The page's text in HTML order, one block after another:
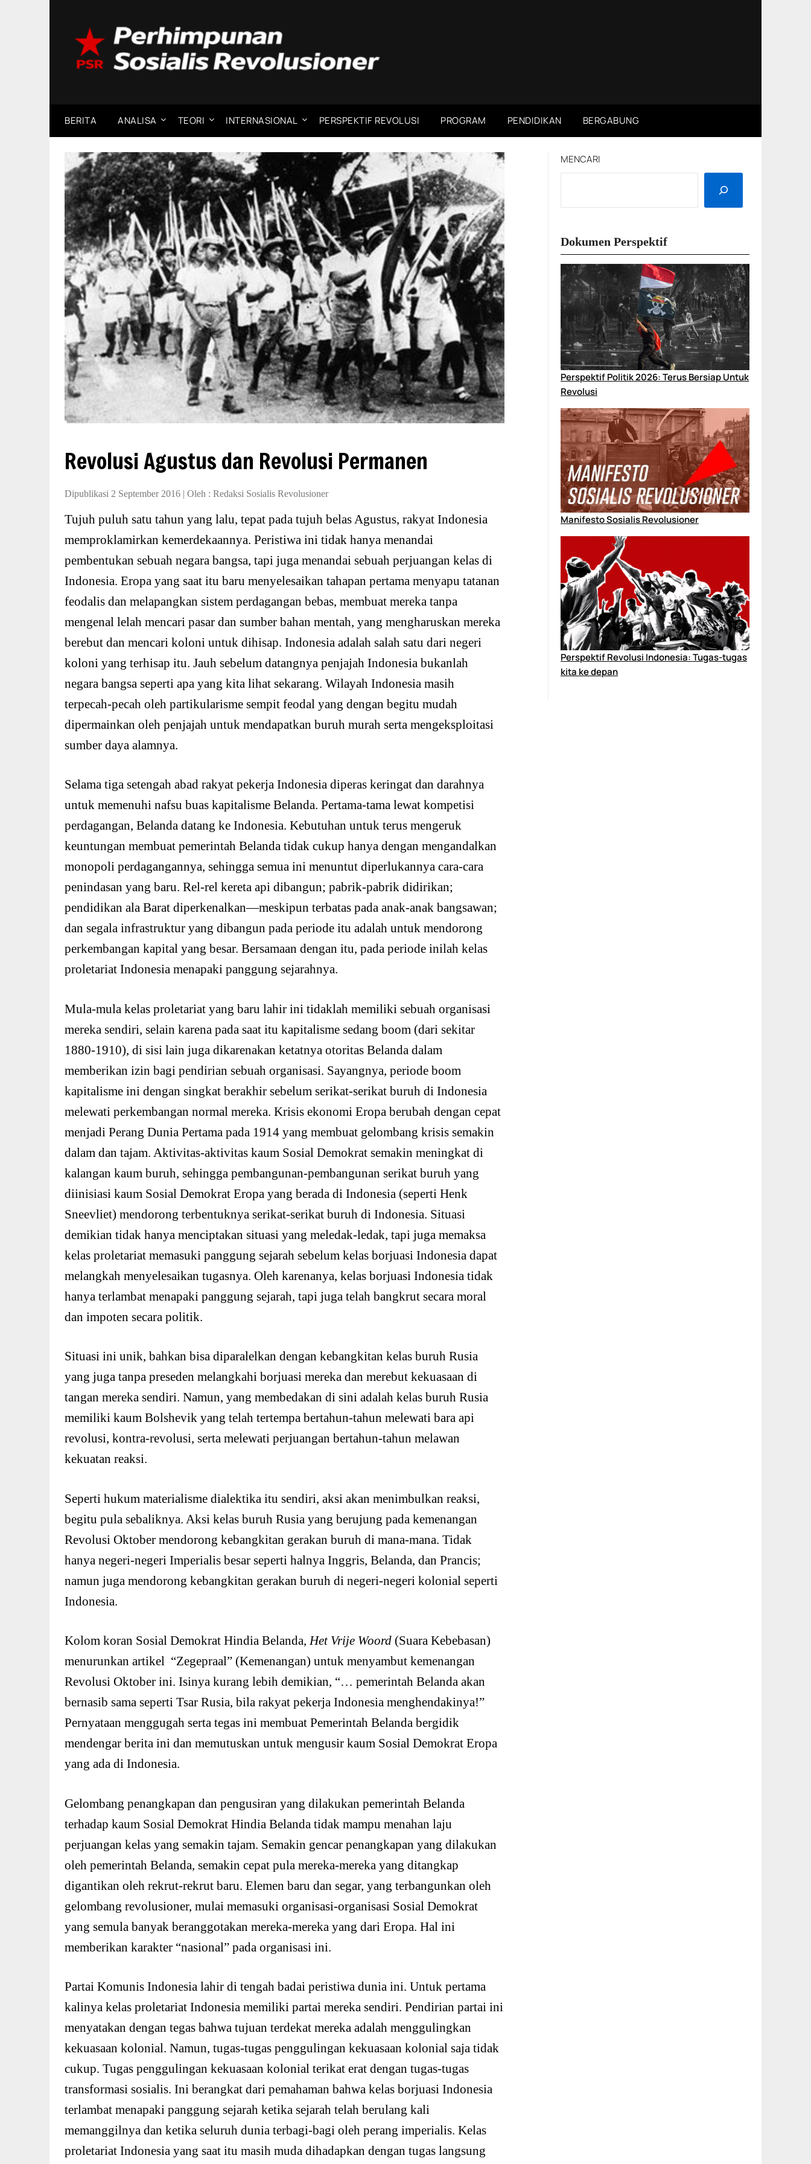
BERITA ANALISA TEORI INTERNASIONAL PERSPEKTIF REVOLUSI PROGRAM PENDIDIKAN BERGABUNG
Revolusi Agustus dan Revolusi Permanen
Dipublikasi 2 September 2016 | Oleh : Redaksi Sosialis Revolusioner
Tujuh puluh satu tahun yang lalu, tepat pada tujuh belas Agustus, rakyat Indonesia
memproklamirkan kemerdekaannya. Peristiwa ini tidak hanya menandai
pembentukan sebuah negara bangsa, tapi juga menandai sebuah perjuangan kelas di
Indonesia. Eropa yang saat itu baru menyelesaikan tahapan pertama menyapu tatanan
feodalis dan melapangkan sistem perdagangan bebas, membuat mereka tanpa
mengenal lelah mencari pasar dan sumber bahan mentah, yang mengharuskan mereka
berebut dan mencari koloni untuk dihisap. Indonesia adalah salah satu dari negeri
koloni yang terhisap itu. Jauh sebelum datangnya penjajah Indonesia bukanlah
negara bangsa seperti apa yang kita lihat sekarang. Wilayah Indonesia masih
terpecah-pecah oleh partikularisme sempit feodal yang dengan begitu mudah
dipermainkan oleh penjajah untuk mendapatkan buruh murah serta mengeksploitasi
sumber daya alamnya.
Selama tiga setengah abad rakyat pekerja Indonesia diperas keringat dan darahnya
untuk memenuhi nafsu buas kapitalisme Belanda. Pertama-tama lewat kompetisi
perdagangan, Belanda datang ke Indonesia. Kebutuhan untuk terus mengeruk
keuntungan membuat pemerintah Belanda tidak cukup hanya dengan mengandalkan
monopoli perdagangannya, sehingga semua ini menuntut diperlukannya cara-cara
penindasan yang baru. Rel-rel kereta api dibangun; pabrik-pabrik didirikan;
pendidikan ala Barat diperkenalkan―meskipun terbatas pada anak-anak bangsawan;
dan segala infrastruktur yang dibangun pada periode itu adalah untuk mendorong
perkembangan kapital yang besar. Bersamaan dengan itu, pada periode inilah kelas
proletariat Indonesia menapaki panggung sejarahnya.
Mula-mula kelas proletariat yang baru lahir ini tidaklah memiliki sebuah organisasi
mereka sendiri, selain karena pada saat itu kapitalisme sedang boom (dari sekitar
1880-1910), di sisi lain juga dikarenakan ketatnya otoritas Belanda dalam
memberikan izin bagi pendirian sebuah organisasi. Sayangnya, periode boom
kapitalisme ini dengan singkat berakhir sebelum serikat-serikat buruh di Indonesia
melewati perkembangan normal mereka. Krisis ekonomi Eropa berubah dengan cepat
menjadi Perang Dunia Pertama pada 1914 yang membuat gelombang krisis semakin
dalam dan tajam. Aktivitas-aktivitas kaum Sosial Demokrat semakin meningkat di
kalangan kaum buruh, sehingga pembangunan-pembangunan serikat buruh yang
diinisiasi kaum Sosial Demokrat Eropa yang berada di Indonesia (seperti Henk
Sneevliet) mendorong terbentuknya serikat-serikat buruh di Indonesia. Situasi
demikian tidak hanya menciptakan situasi yang meledak-ledak, tapi juga memaksa
kelas proletariat memasuki panggung sejarah sebelum kelas borjuasi Indonesia dapat
melangkah menyelesaikan tugasnya. Oleh karenanya, kelas borjuasi Indonesia tidak
hanya terlambat menapaki panggung sejarah, tapi juga telah bangkrut secara moral
dan impoten secara politik.
Situasi ini unik, bahkan bisa diparalelkan dengan kebangkitan kelas buruh Rusia
yang juga tanpa preseden melangkahi borjuasi mereka dan merebut kekuasaan di
tangan mereka sendiri. Namun, yang membedakan di sini adalah kelas buruh Rusia
memiliki kaum Bolshevik yang telah tertempa bertahun-tahun melewati bara api
revolusi, kontra-revolusi, serta melewati perjuangan bertahun-tahun melawan
kekuatan reaksi.
Seperti hukum materialisme dialektika itu sendiri, aksi akan menimbulkan reaksi,
begitu pula sebaliknya. Aksi kelas buruh Rusia yang berujung pada kemenangan
Revolusi Oktober mendorong kebangkitan gerakan buruh di mana-mana. Tidak
hanya negeri-negeri Imperialis besar seperti halnya Inggris, Belanda, dan Prancis;
namun juga mendorong kebangkitan gerakan buruh di negeri-negeri kolonial seperti
Indonesia.
Kolom koran Sosial Demokrat Hindia Belanda,Het Vrije Woord (Suara Kebebasan)
menurunkan artikel “Zegepraal” (Kemenangan) untuk menyambut kemenangan
Revolusi Oktober ini. Isinya kurang lebih demikian, “… pemerintah Belanda akan
bernasib sama seperti Tsar Rusia, bila rakyat pekerja Indonesia menghendakinya!”
Pernyataan menggugah serta tegas ini membuat Pemerintah Belanda bergidik
mendengar berita ini dan memutuskan untuk mengusir kaum Sosial Demokrat Eropa
yang ada di Indonesia.
Gelombang penangkapan dan pengusiran yang dilakukan pemerintah Belanda
terhadap kaum Sosial Demokrat Hindia Belanda tidak mampu menahan laju
perjuangan kelas yang semakin tajam. Semakin gencar penangkapan yang dilakukan
oleh pemerintah Belanda, semakin cepat pula mereka-mereka yang ditangkap
digantikan oleh rekrut-rekrut baru. Elemen baru dan segar, yang terbangunkan oleh
gelombang revolusioner, mulai memasuki organisasi-organisasi Sosial Demokrat
yang semula banyak beranggotakan mereka-mereka yang dari Eropa. Hal ini
memberikan karakter “nasional” pada organisasi ini.
Partai Komunis Indonesia lahir di tengah badai peristiwa dunia ini. Untuk pertama
kalinya kelas proletariat Indonesia memiliki partai mereka sendiri. Pendirian partai ini
menyatakan dengan tegas bahwa tujuan terdekat mereka adalah menggulingkan
kekuasaan kolonial. Namun, tugas-tugas penggulingan kekuasaan kolonial saja tidak
cukup. Tugas penggulingan kekuasaan kolonial terikat erat dengan tugas-tugas
transformasi sosialis. Ini berangkat dari pemahaman bahwa kelas borjuasi Indonesia
terlambat menapaki panggung sejarah ketika sejarah telah berulang kali
memanggilnya dan ketika seluruh dunia terbagi-bagi oleh perang imperialis. Kelas
proletariat Indonesia yang saat itu masih muda dihadapkan dengan tugas langsung
MENCARI
Dokumen Perspektif
Perspektif Politik 2026: Terus Bersiap Untuk
Revolusi
Manifesto Sosialis Revolusioner
Perspektif Revolusi Indonesia: Tugas-tugas
kita ke depan